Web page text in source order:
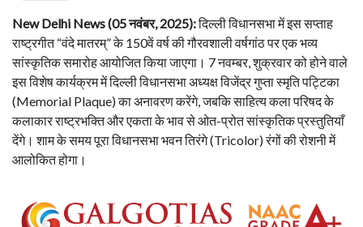
New Delhi News (05 नवंबर, 2025):दिल्ली विधानसभा में इस सप्ताह
राष्ट्रगीत “वंदे मातरम्” के 150वें वर्ष की गौरवशाली वर्षगांठ पर एक भव्य
सांस्कृतिक समारोह आयोजित किया जाएगा। 7 नवम्बर, शुक्रवार को होने वाले
इस विशेष कार्यक्रम में दिल्ली विधानसभा अध्यक्ष विजेंद्र गुप्ता स्मृति पट्टिका
(Memorial Plaque) का अनावरण करेंगे, जबकि साहित्य कला परिषद के
कलाकार राष्ट्रभक्ति और एकता के भाव से ओत-प्रोत सांस्कृतिक प्रस्तुतियाँ
देंगे। शाम के समय पूरा विधानसभा भवन तिरंगे (Tricolor) रंगों की रोशनी में
आलोकित होगा।